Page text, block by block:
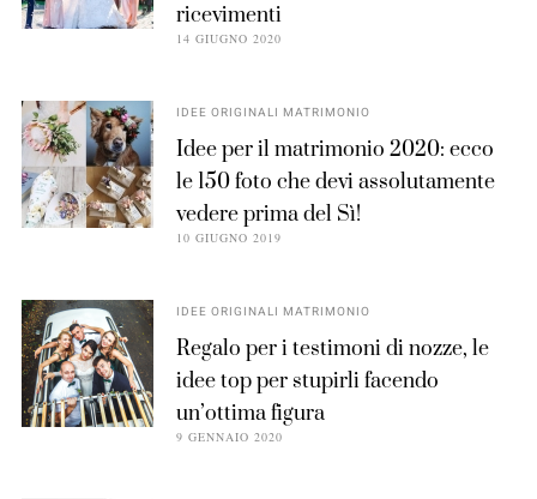
ricevimenti
14 GIUGNO 2020
IDEE ORIGINALI MATRIMONIO
Idee per il matrimonio 2020: ecco
le 150 foto che devi assolutamente
vedere prima del Sì!
10 GIUGNO 2019
IDEE ORIGINALI MATRIMONIO
Regalo per i testimoni di nozze, le
idee top per stupirli facendo
un’ottima figura
9 GENNAIO 2020